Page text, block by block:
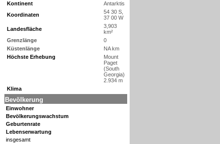
Kontinent
Antarktis
Koordinaten
54 30 S,
37 00 W
Landesfläche
3,903
km²
Grenzlänge
0
Küstenlänge
NA km
Höchste Erhebung
Mount
Paget
(South
Georgia)
2.934 m
Klima
Bevölkerung
Einwohner
Bevölkerungswachstum
Geburtenrate
Lebenserwartung
insgesamt